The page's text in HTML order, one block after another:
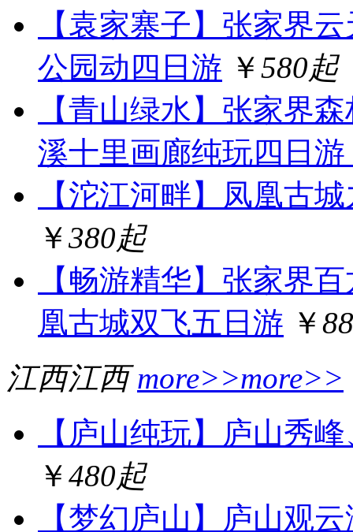
【袁家寨子】张家界
公园动四日游 ￥580起
【青山绿水】张家界
溪十里画廊纯玩四日游
【沱江河畔】凤凰古
￥380起
【畅游精华】张家界
凰古城双飞五日游 ￥
江西江西 more>>more>>
【庐山纯玩】庐山秀
￥480起
【梦幻庐山】庐山观